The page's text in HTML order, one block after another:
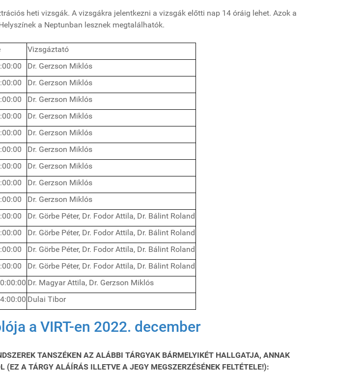
heti vizsgák. A vizsgákra jelentkezni a vizsgák előtti nap 14 óráig lehet. Azok a
a Neptunban lesznek megtalálhatók.
Vizsgáztató
Dr. Gerzson Miklós
Dr. Gerzson Miklós
Dr. Gerzson Miklós
Dr. Gerzson Miklós
Dr. Gerzson Miklós
Dr. Gerzson Miklós
Dr. Gerzson Miklós
Dr. Gerzson Miklós
Dr. Gerzson Miklós
Dr. Görbe Péter, Dr. Fodor Attila, Dr. Bálint Roland
Dr. Görbe Péter, Dr. Fodor Attila, Dr. Bálint Roland
Dr. Görbe Péter, Dr. Fodor Attila, Dr. Bálint Roland
Dr. Görbe Péter, Dr. Fodor Attila, Dr. Bálint Roland
Dr. Magyar Attila, Dr. Gerzson Miklós
Dulai Tibor
a VIRT-en 2022. december
TANSZÉKEN AZ ALÁBBI TÁRGYAK BÁRMELYIKÉT HALLGATJA, ANNAK
A TÁRGY ALÁÍRÁS ILLETVE A JEGY MEGSZERZÉSÉNEK FELTÉTELE!):